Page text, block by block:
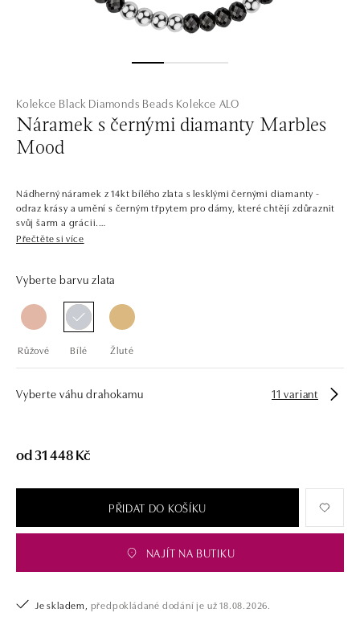
Kolekce Black Diamonds Beads Kolekce ALO
Náramek s černými diamanty Marbles
Mood
Nádherný náramek z 14kt bílého zlata s lesklými černými diamanty -
odraz krásy a umění s černým třpytem pro dámy, které chtějí zdůraznit
svůj šarm a grácii.
opatřen certifikátem pravosti a dodán v luxusním balení. Ať už vybíráte
námi pouze šperk, ale také chytrou investici.
Přečtěte si více
Vyberte barvu zlata
Růžové Bílé Žluté
Vyberte váhu drahokamu 11 variant
od 31 448 Kč
PŘIDAT DO KOŠÍKU
NAJÍT NA BUTIKU
Je skladem, předpokládané dodání je už 18.08.2026.